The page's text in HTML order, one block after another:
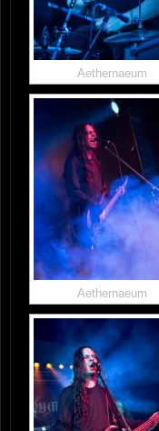
Aethernaeum
Aethernaeum